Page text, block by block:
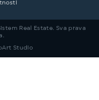
Real Estate. Sva prava
Studio